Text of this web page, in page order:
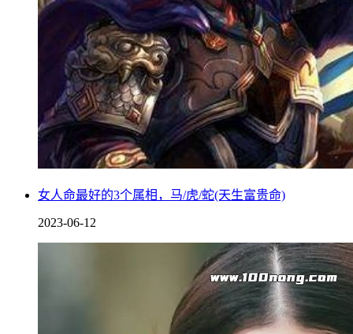
女人命最好的3个属相，马/虎/蛇(天生富贵命)
2023-06-12